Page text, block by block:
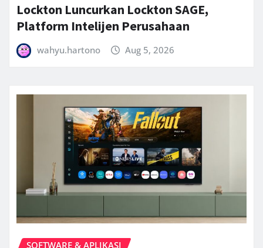
Lockton Luncurkan Lockton SAGE,
Platform Intelijen Perusahaan
wahyu.hartono Aug 5, 2026
SOFTWARE & APLIKASI